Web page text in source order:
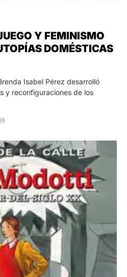
Y FEMINISMO
DOMÉSTICAS
Isabel Pérez desarrolló
y reconfiguraciones de los